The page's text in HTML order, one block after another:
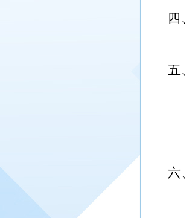
四、
五、
六、